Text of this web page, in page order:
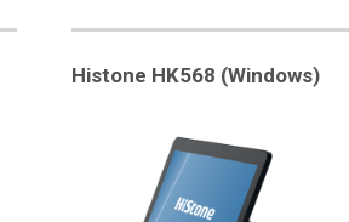
Histone HK568 (Windows)